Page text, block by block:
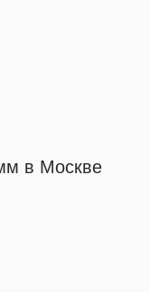
в Москве